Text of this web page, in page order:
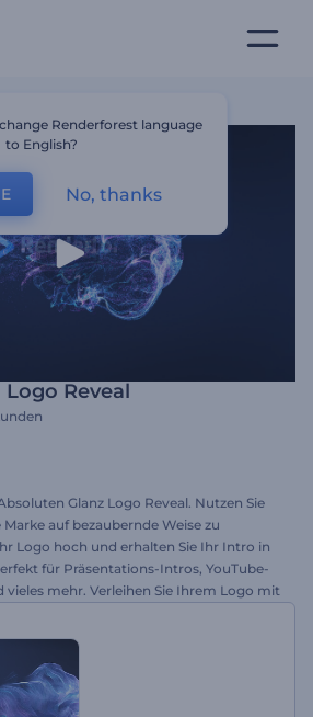
Reveal
Glanz Logo Reveal. Nutzen Sie
auf bezaubernde Weise zu
Logo hoch und erhalten Sie Ihr Intro in
für Präsentations-Intros, YouTube-
vieles mehr. Verleihen Sie Ihrem Logo mit
Renderforest language
to English?
No, thanks